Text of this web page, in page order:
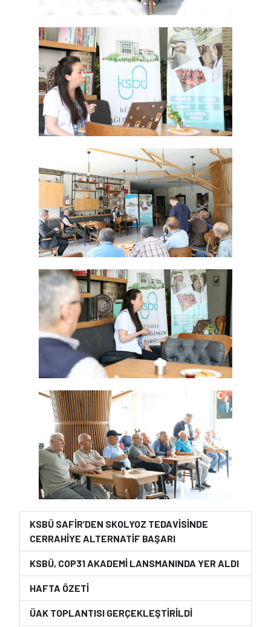
KSBÜ SAFİR’DEN SKOLYOZ TEDAVİSİNDE
CERRAHİYE ALTERNATİF BAŞARI
KSBÜ, COP31 AKADEMİ LANSMANINDA YER ALDI
HAFTA ÖZETİ
ÜAK TOPLANTISI GERÇEKLEŞTİRİLDİ